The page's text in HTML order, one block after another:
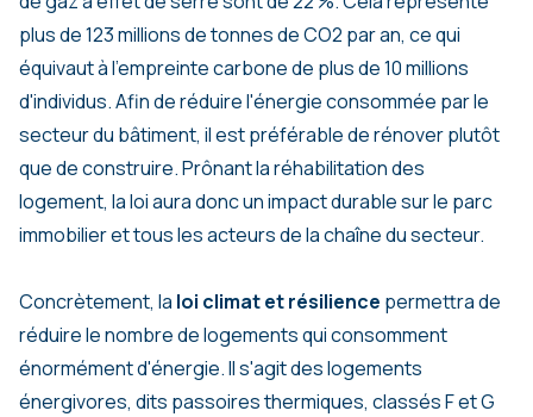
plus de 123 millions de tonnes de CO2 par an, ce qui
équivaut à l'empreinte carbone de plus de 10 millions
d'individus. Afin de réduire l'énergie consommée par le
secteur du bâtiment, il est préférable de rénover plutôt
que de construire. Prônant la réhabilitation des
logement, la loi aura donc un impact durable sur le parc
immobilier et tous les acteurs de la chaîne du secteur.
Concrètement, la loi climat et résilience permettra de
réduire le nombre de logements qui consomment
énormément d'énergie. Il s'agit des logements
énergivores, dits passoires thermiques, classés F et G